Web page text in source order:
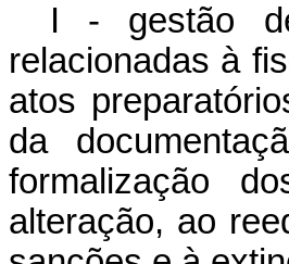
I - gestão
relacionadas à
atos
da
formalização
alteração, ao